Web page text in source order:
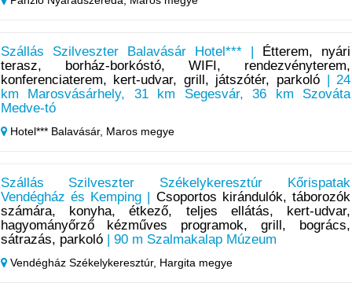
Szállás Szilveszter Balavásár Hotel*** |
Étterem, nyári
terasz, borház-borkóstó, WIFI, rendezvényterem,
konferenciaterem, kert-udvar, grill, játszótér, parkoló | 24
km Marosvásárhely, 31 km Segesvár, 36 km Szováta
Medve-tó
Hotel*** Balavásár, Maros megye
Szállás Szilveszter Székelykeresztúr Kőrispatak
Vendégház és Kemping | Csoportos kirándulók, táborozók
számára, konyha, étkező, teljes ellátás, kert-udvar,
hagyományőrző kézműves programok, grill, bogrács,
sátrazás, parkoló| 90 m Szalmakalap Múzeum
Vendégház Székelykeresztúr, Hargita megye